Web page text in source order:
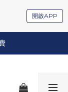
開啟APP